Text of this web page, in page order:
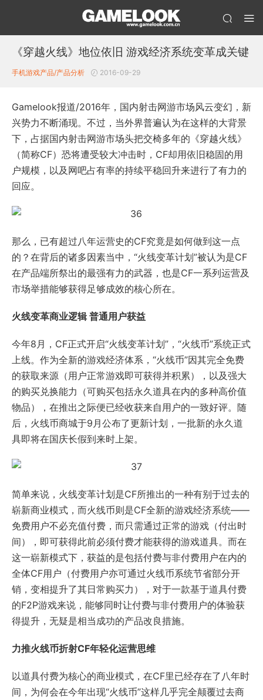
《穿越火线》地位依旧 游戏经济系统变革成关键
手机游戏产品/产品分析 2016-09-29
Gamelook报道/2016年，国内射击网游市场风云变幻，新
兴势力不断涌现。不过，当外界普遍认为在这样的大背景
下，占据国内射击网游市场头把交椅多年的《穿越火线》
（简称CF）恐将遭受较大冲击时，CF却用依旧稳固的用
户规模，以及网吧占有率的持续平稳回升来进行了有力的
回应。
那么，已有超过八年运营史的CF究竟是如何做到这一点
的？在背后的诸多因素当中，“火线变革计划”被认为是CF
在产品端所祭出的最强有力的武器，也是CF一系列运营及
市场举措能够获得足够成效的核心所在。
火线变革商业逻辑 普通用户获益
今年8月，CF正式开启“火线变革计划”，“火线币”系统正式
上线。作为全新的游戏经济体系，“火线币”因其完全免费
的获取来源（用户正常游戏即可获得并积累），以及强大
的购买兑换能力（可购买包括永久道具在内的多种高价值
物品），在推出之际便已经收获来自用户的一致好评。随
后，火线币商城于9月公布了更新计划，一批新的永久道
具即将在国庆长假到来时上架。
简单来说，火线变革计划是CF所推出的一种有别于过去的
崭新商业模式，而火线币则是CF全新的游戏经济系统——
免费用户不必充值付费，而只需通过正常的游戏（付出时
间），即可获得此前必须付费才能获得的游戏道具。而在
这一崭新模式下，获益的是包括付费与非付费用户在内的
全体CF用户（付费用户亦可通过火线币系统节省部分开
销，变相提升了其日常购买力），对于一款基于道具付费
的F2P游戏来说，能够同时让付费与非付费用户的体验获
得提升，无疑是相当成功的产品改良措施。
力推火线币折射CF年轻化运营思维
以道具付费为核心的商业模式，在CF里已经存在了八年时
间，为何会在今年出现“火线币”这样几乎完全颠覆过去商